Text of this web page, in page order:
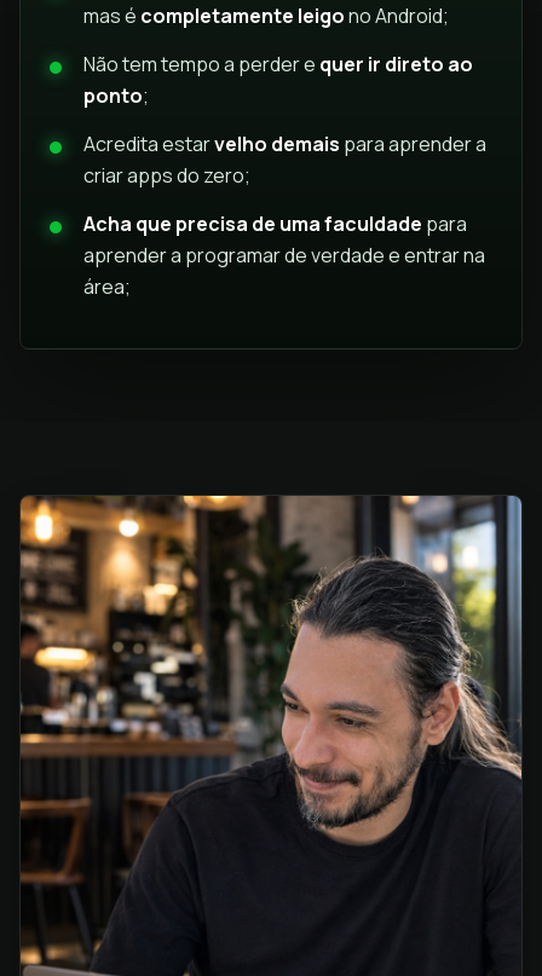
mas é completamente leigono Android;
Não tem tempo a perder e quer ir direto ao
ponto;
Acredita estarvelho demais para aprender a
criar apps do zero;
Acha que precisa de uma faculdade para
aprender a programar de verdade e entrar na
área;